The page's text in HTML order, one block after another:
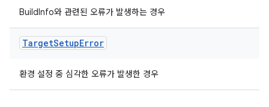
BuildInfo와 관련된 오류가 발생하는 경우
TargetSetupError
환경 설정 중 심각한 오류가 발생한 경우